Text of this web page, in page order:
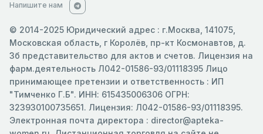
Напишите нам
© 2014-2025 Юридический адрес : г.Москва, 141075,
Московская область, г Королёв, пр-кт Космонавтов, д.
3б представительство для актов и счетов. Лицензия на
фарм.деятельность Л042-01586-93/01118395 Лицо
принимающее претензии и ответственность : ИП
"Тимченко Г.Б". ИНН: 615435006306 ОГРН:
323930100735651. Лицензия: Л042-01586-93/01118395.
Электронная почта директора : director@apteka-